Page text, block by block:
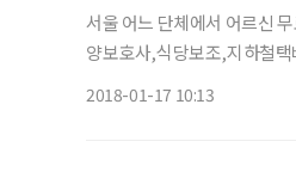
서울 어느 단체에서 어르신
양보호사,식당보조,지하철
2018-01-17 10:13